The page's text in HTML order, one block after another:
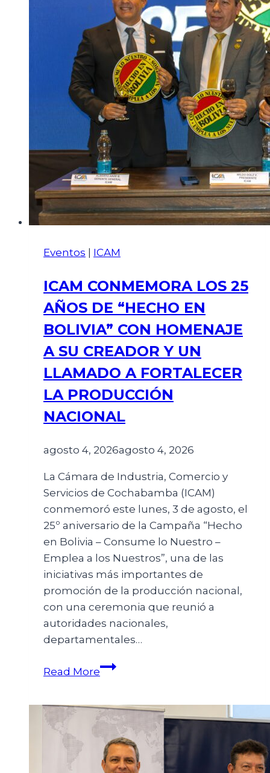
Eventos | ICAM
ICAM CONMEMORA LOS 25
AÑOS DE “HECHO EN
BOLIVIA” CON HOMENAJE
A SU CREADOR Y UN
LLAMADO A FORTALECER
LA PRODUCCIÓN
NACIONAL
agosto 4, 2026agosto 4, 2026
La Cámara de Industria, Comercio y
Servicios de Cochabamba (ICAM)
conmemoró este lunes, 3 de agosto, el
25º aniversario de la Campaña “Hecho
en Bolivia – Consume lo Nuestro –
Emplea a los Nuestros”, una de las
iniciativas más importantes de
promoción de la producción nacional,
con una ceremonia que reunió a
autoridades nacionales,
departamentales…
Read More